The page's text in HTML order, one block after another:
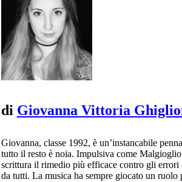
di Giovanna Vittoria
Giovanna, classe 1992, è un’instancabile
tutto il resto è noia. Impulsiva come
scrittura il rimedio più efficace contro gli errori
da tutti. La musica ha sempre giocato un